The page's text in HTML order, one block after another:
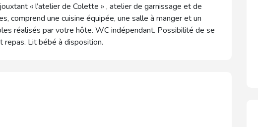
« l’atelier de Colette » , atelier de garnissage et de
comprend une cuisine équipée, une salle à manger et un
réalisés par votre hôte. WC indépendant. Possibilité de se
repas. Lit bébé à disposition.